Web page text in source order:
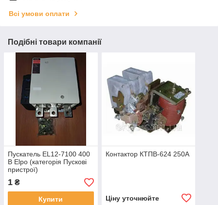
Всі умови оплати
Подібні товари компанії
Пускатель EL12-7100 400
В Elpo (категорія Пускові
пристрої)
1 ₴
Купити
Контактор КТПВ-624 250А
Ціну уточнюйте